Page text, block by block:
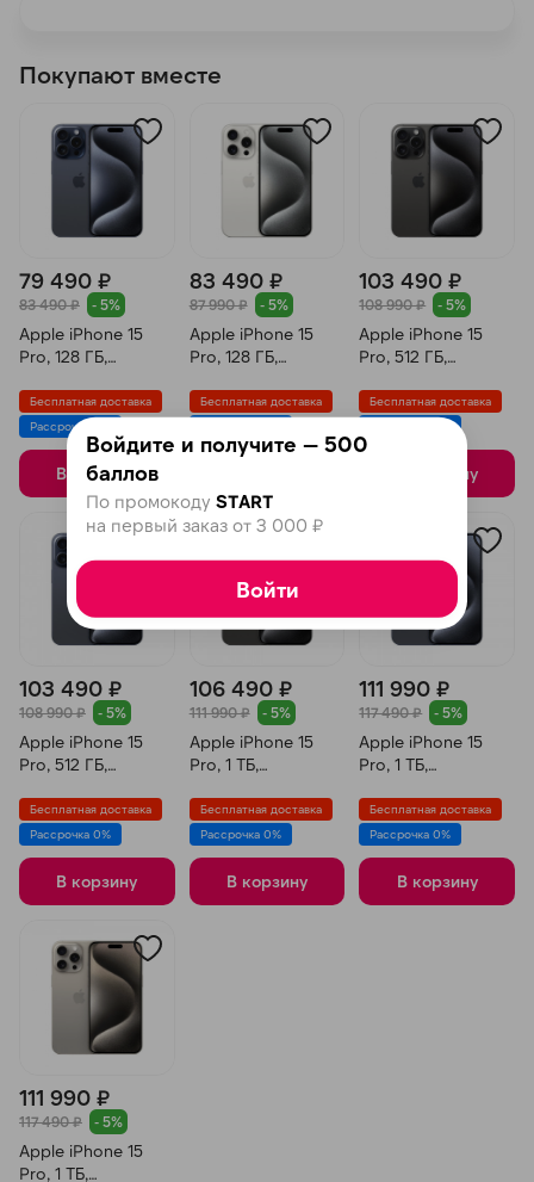
Покупают вместе
79 490 ₽
83 490 ₽ - 5%
Apple iPhone 15
Pro, 128 ГБ,
Бесплатная доставка
Рассрочка 0%
В корзину
83 490 ₽
87 990 ₽ - 5%
Apple iPhone 15
Pro, 128 ГБ,
Бесплатная доставка
103 490 ₽
108 990 ₽ - 5%
Apple iPhone 15
Pro, 512 ГБ,
Бесплатная доставка
Рассрочка 0%
В корзину
103 490 ₽
108 990 ₽ - 5%
Apple iPhone 15
Pro, 512 ГБ,
Бесплатная доставка
Рассрочка 0%
В корзину
106 490 ₽
111 990 ₽ - 5%
Apple iPhone 15
Pro, 1 ТБ,
Бесплатная доставка
Рассрочка 0%
В корзину
111 990 ₽
117 490 ₽ - 5%
Apple iPhone 15
Pro, 1 ТБ,
Бесплатная доставка
Рассрочка 0%
В корзину
111 990 ₽
117 490 ₽ - 5%
Apple iPhone 15
Pro, 1 ТБ,
раз в 2 недели
Войдите и получите — 500
баллов
По промокоду START
на первый заказ от 3 000 ₽
Войти